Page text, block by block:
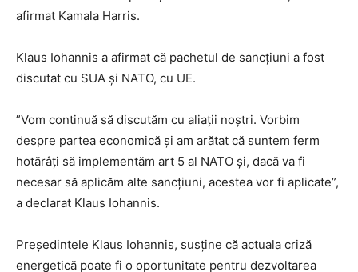
afirmat Kamala Harris.
Klaus Iohannis a afirmat că pachetul de sancţiuni a fost
discutat cu SUA şi NATO, cu UE.
”Vom continuă să discutăm cu aliaţii noştri. Vorbim
despre partea economică şi am arătat că suntem ferm
hotărâţi să implementăm art 5 al NATO şi, dacă va fi
necesar să aplicăm alte sancţiuni, acestea vor fi aplicate”,
a declarat Klaus Iohannis.
Președintele Klaus Iohannis, susține că actuala criză
energetică poate fi o oportunitate pentru dezvoltarea